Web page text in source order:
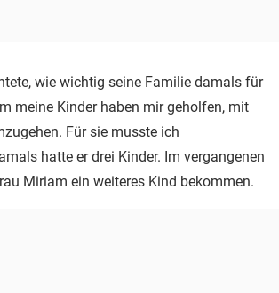
wie wichtig seine Familie damals für
meine Kinder haben mir geholfen, mit
Für sie musste ich
hatte er drei Kinder. Im vergangenen
Miriam ein weiteres Kind bekommen.